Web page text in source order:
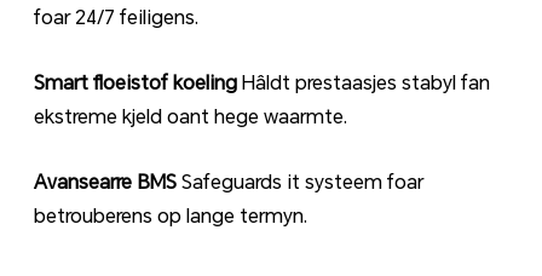
foar 24/7 feiligens.
Smart floeistof koeling Hâldt prestaasjes stabyl fan
ekstreme kjeld oant hege waarmte.
Avansearre BMS Safeguards it systeem foar
betrouberens op lange termyn.